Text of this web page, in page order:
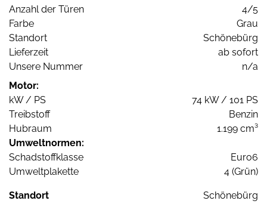
Anzahl der Türen
4/5
Farbe
Grau
Standort
Schönebürg
Lieferzeit
ab sofort
Unsere Nummer
n/a
Motor:
kW / PS
74 kW / 101 PS
Treibstoff
Benzin
Hubraum
1.199 cm³
Umweltnormen:
Schadstoffklasse
Euro6
Umweltplakette
4 (Grün)
Standort Schönebürg